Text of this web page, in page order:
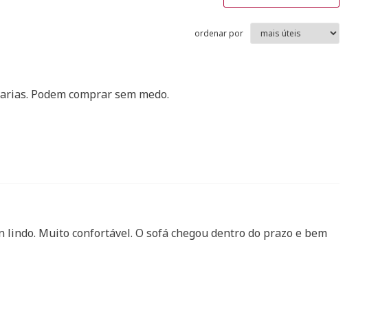
ordenar por
Podem comprar sem medo.
Muito confortável. O sofá chegou dentro do prazo e bem